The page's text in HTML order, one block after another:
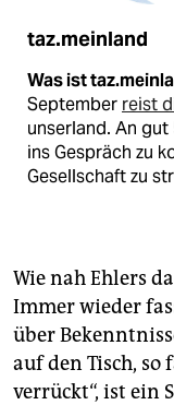
taz.meinland
Was ist
September reist
unserland. An
ins Gespräch zu
Gesellschaft zu
Wie nah Ehlers
Immer wieder
über
auf den Tisch, so
verrückt“, ist ein